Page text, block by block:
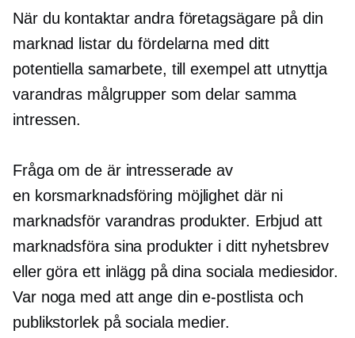
När du kontaktar andra företagsägare på din
marknad listar du fördelarna med ditt
potentiella samarbete, till exempel att utnyttja
varandras målgrupper som delar samma
intressen.
Fråga om de är intresserade av
en korsmarknadsföring möjlighet där ni
marknadsför varandras produkter. Erbjud att
marknadsföra sina produkter i ditt nyhetsbrev
eller göra ett inlägg på dina sociala mediesidor.
Var noga med att ange din e-postlista och
publikstorlek på sociala medier.